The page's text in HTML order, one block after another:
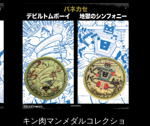
特典 】KIN(金)肉メダル(非売
品)付
キン肉マンメダルコレクショ